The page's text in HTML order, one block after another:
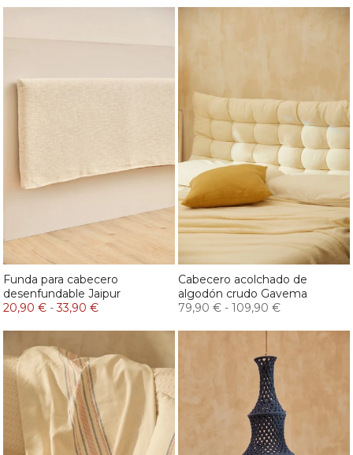
Funda para cabecero
desenfundable Jaipur
20,90 € -33,90 €
Cabecero acolchado de
algodón crudo Gavema
79,90 € - 109,90 €